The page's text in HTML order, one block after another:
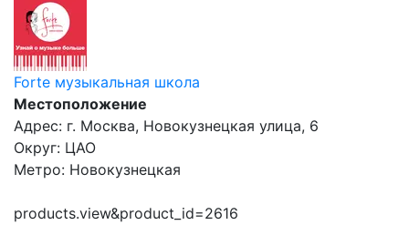
Forte музыкальная школа
Местоположение
Адрес: г. Москва, Новокузнецкая улица, 6
Округ: ЦАО
Метро: Новокузнецкая
products.view&product_id=2616